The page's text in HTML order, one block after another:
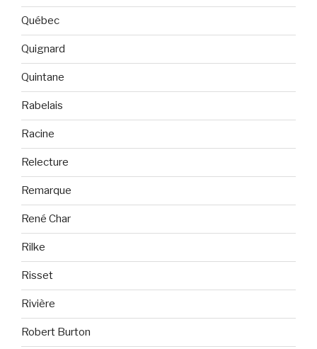
Québec
Quignard
Quintane
Rabelais
Racine
Relecture
Remarque
René Char
Rilke
Risset
Rivière
Robert Burton